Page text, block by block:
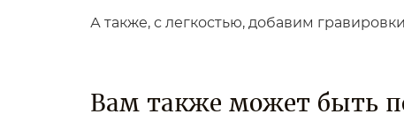
А также, с легкостью, добавим
Вам также может быть